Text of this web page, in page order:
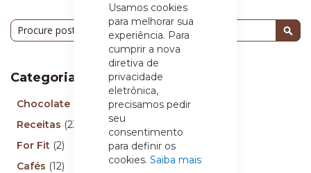
Usamos cookies
para melhorar sua
experiência. Para
cumprir a nova
diretiva de
privacidade
eletrônica,
precisamos pedir
seu
consentimento
para definir os
cookies.Saiba mais
Pesquisa
Categorias
Chocolate
Receitas (23)
For Fit (2)
Cafés (12)